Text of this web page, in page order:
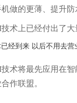
做的更薄、提升防
术上已经付出了
术将最先应用在
作联盟。